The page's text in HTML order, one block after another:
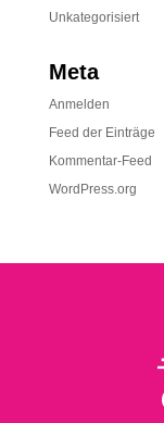
Unkategorisiert
Meta
Anmelden
Feed der Einträge
Kommentar-Feed
WordPress.org